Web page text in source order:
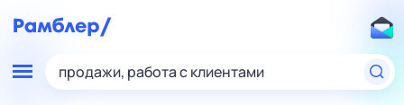
продажи, работа с клиентами